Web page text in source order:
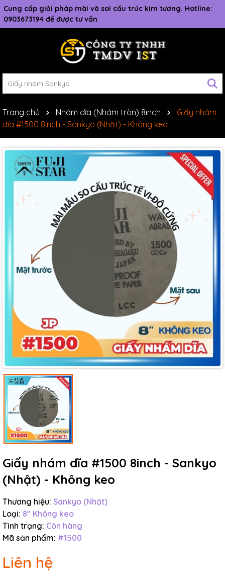
Cung cấp giải pháp mài và soi cấu trúc kim tương. Hotline:
0903673194 để được tư vấn
Trang chủ Nhám dĩa (Nhám tròn) 8inch
Giấy nhám
dĩa #1500 8inch - Sankyo (Nhật) - Không keo
Giấy nhám dĩa #1500 8inch - Sankyo
(Nhật) - Không keo
Thương hiệu: Sankyo (Nhật)
Loại: 8" Không keo
Tình trạng: Còn hàng
Mã sản phẩm: #1500
Liên hệ
Mã giảm giá:
Ngày hết hạn: